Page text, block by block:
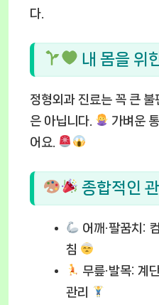
다.
내 몸을 위
정형외과 진료는 꼭 큰
은 아닙니다.
가벼운
어요.
종합적인
어깨·팔꿈치:
침
무릎·발목: 계
관리